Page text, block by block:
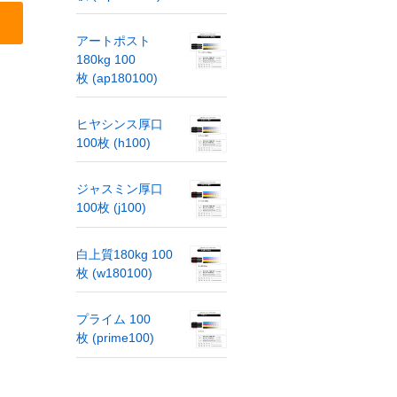
アートポスト
180kg 100
枚 (ap180100)
ヒヤシンス厚口
100枚 (h100)
ジャスミン厚口
100枚 (j100)
白上質180kg 100
枚 (w180100)
プライム 100
枚 (prime100)